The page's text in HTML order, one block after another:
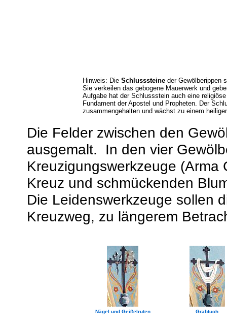
Hinweis: Die Schlusssteineder Gewölberippen
Sie verkeilen das gebogene Mauerwerk und
Aufgabe hat der Schlussstein auch eine
Fundament der Apostel und Propheten. Der
zusammengehalten und wächst zu einem
Die Felder zwischen den
ausgemalt. In den vier
Kreuzigungswerkzeuge (Arma
Kreuz und schmückenden
Die Leidenswerkzeuge sollen
Kreuzweg, zu längerem
Nägel und Geißelruten Grabtuch